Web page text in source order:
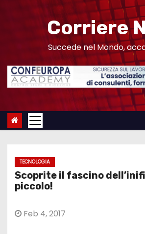
n
Corriere
Succede nel Mondo,
TECNOLOGIA
Scoprite il fascino
piccolo!
Feb 4, 2017